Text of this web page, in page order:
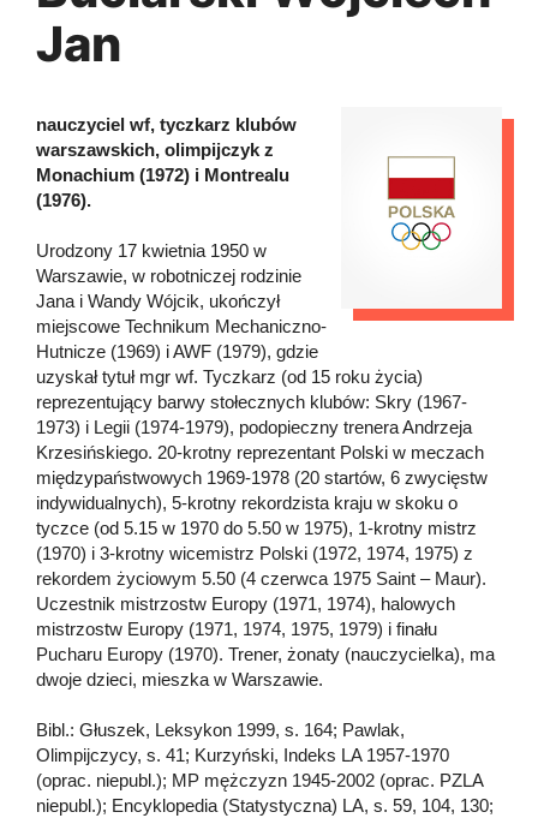
Jan
nauczyciel wf, tyczkarz klubów
warszawskich, olimpijczyk z
Monachium (1972) i Montrealu
(1976).
Urodzony 17 kwietnia 1950 w
Warszawie, w robotniczej rodzinie
Jana i Wandy Wójcik, ukończył
miejscowe Technikum Mechaniczno-
Hutnicze (1969) i AWF (1979), gdzie
uzyskał tytuł mgr wf. Tyczkarz (od 15 roku życia)
reprezentujący barwy stołecznych klubów: Skry (1967-
1973) i Legii (1974-1979), podopieczny trenera Andrzeja
Krzesińskiego. 20-krotny reprezentant Polski w meczach
międzypaństwowych 1969-1978 (20 startów, 6 zwycięstw
indywidualnych), 5-krotny rekordzista kraju w skoku o
tyczce (od 5.15 w 1970 do 5.50 w 1975), 1-krotny mistrz
(1970) i 3-krotny wicemistrz Polski (1972, 1974, 1975) z
rekordem życiowym 5.50 (4 czerwca 1975 Saint – Maur).
Uczestnik mistrzostw Europy (1971, 1974), halowych
mistrzostw Europy (1971, 1974, 1975, 1979) i finału
Pucharu Europy (1970). Trener, żonaty (nauczycielka), ma
dwoje dzieci, mieszka w Warszawie.
Bibl.: Głuszek, Leksykon 1999, s. 164; Pawlak,
Olimpijczycy, s. 41; Kurzyński, Indeks LA 1957-1970
(oprac. niepubl.); MP mężczyzn 1945-2002 (oprac. PZLA
niepubl.); Encyklopedia (Statystyczna) LA, s. 59, 104, 130;